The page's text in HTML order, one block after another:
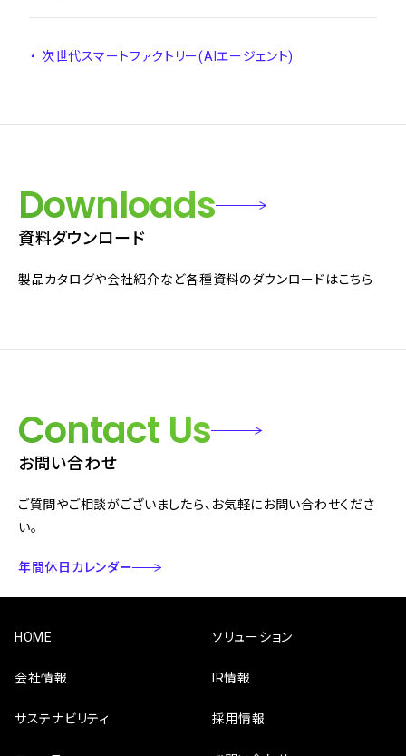
・ 次世代スマートファクトリー(AIエージェント)
Downloads
資料ダウンロード
製品カタログや会社紹介など各種資料のダウンロードはこちら
年間休日カレンダー
Contact Us
お問い合わせ
ご質問やご相談がございましたら、お気軽にお問い合わせくださ
い。
HOME ソリューション
会社情報 IR情報
サステナビリティ 採用情報